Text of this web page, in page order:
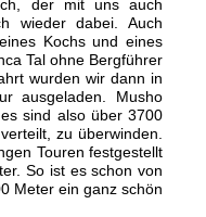
der mit uns auch
wieder dabei. Auch
Kochs und eines
Tal ohne Bergführer
wurden wir dann in
ausgeladen. Musho
sind also über 3700
zu überwinden.
Touren festgestellt
So ist es schon von
Meter ein ganz schön